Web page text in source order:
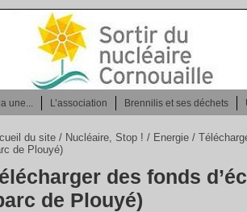
une... L’association Brennilis et ses déchets
du site / Nucléaire, Stop ! / Energie /
de Plouyé)
des fonds
de Plouyé)